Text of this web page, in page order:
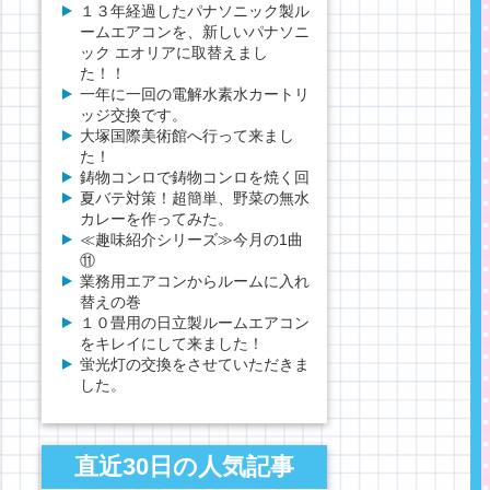
１３年経過したパナソニック製ル
ームエアコンを、新しいパナソニ
ック エオリアに取替えまし
た！！
一年に一回の電解水素水カートリ
ッジ交換です。
大塚国際美術館へ行って来まし
た！
鋳物コンロで鋳物コンロを焼く回
夏バテ対策！超簡単、野菜の無水
カレーを作ってみた。
≪趣味紹介シリーズ≫今月の1曲
⑪
業務用エアコンからルームに入れ
替えの巻
１０畳用の日立製ルームエアコン
をキレイにして来ました！
蛍光灯の交換をさせていただきま
した。
直近30日の人気記事